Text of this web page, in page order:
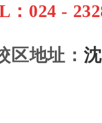
：024 -
区地址 ：